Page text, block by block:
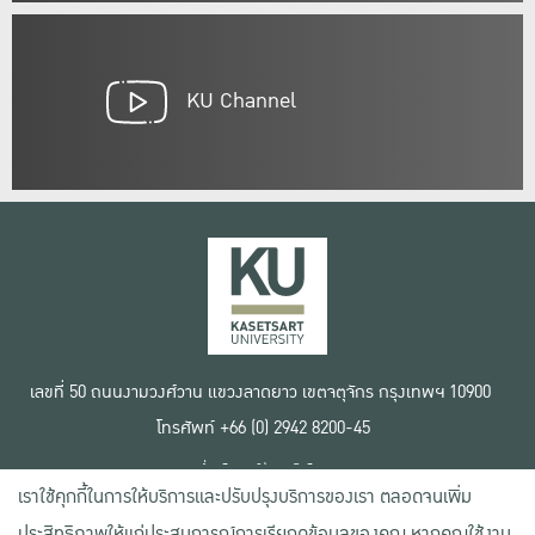
KU Channel
เลขที่ 50 ถนนงามวงศ์วาน แขวงลาดยาว เขตจตุจักร กรุงเทพฯ 10900
โทรศัพท์ +66 (0) 2942 8200-45
เงื่อนไขการใช้งานเว็บไซต์
ข้อตกลงด้านสิทธิ์ใช้งาน
นโยบายความเป็นส่วนตัว
เราใช้คุกกี้ในการให้บริการและปรับปรุงบริการของเรา ตลอดจนเพิ่ม